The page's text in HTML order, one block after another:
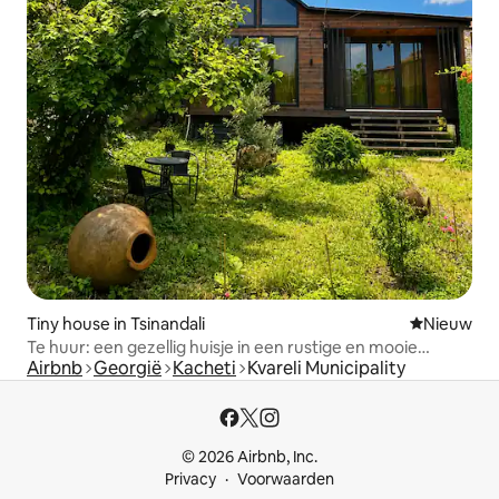
Tiny house in Tsinandali Nieuwe
Nieuw
Te huur: een gezellig huisje in een rustige en mooie
omgeving.
Airbnb Georgië Kacheti Kvareli Municipality
© 2026 Airbnb, Inc.
Privacy
Voorwaarden